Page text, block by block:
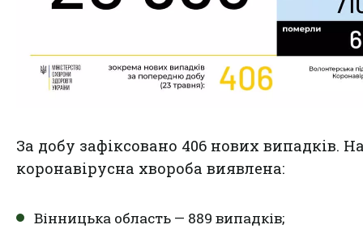
За добу зафіксовано 406 нових випадків.
коронавірусна хвороба виявлена:
Вінницька область — 889 випадків;